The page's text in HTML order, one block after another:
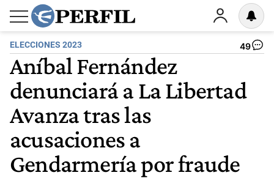
ELECCIONES 2023 49
Aníbal Fernández
denunciará a La Libertad
Avanza tras las
acusaciones a
Gendarmería por fraude